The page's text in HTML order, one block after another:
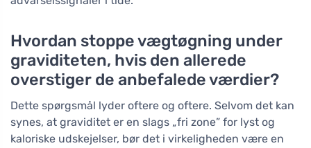
Hvordan stoppe vægtøgning under
graviditeten, hvis den allerede
overstiger de anbefalede værdier?
Dette spørgsmål lyder oftere og oftere. Selvom det kan
synes, at graviditet er en slags „fri zone” for lyst og
kaloriske udskejelser, bør det i virkeligheden være en